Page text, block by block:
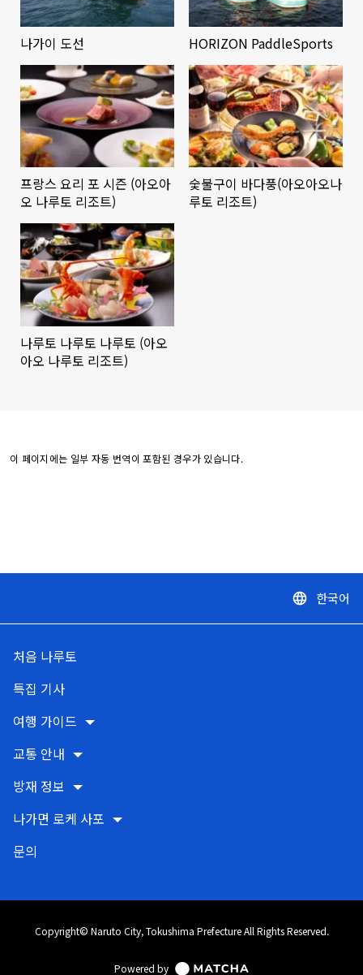
나가이 도선 HORIZON PaddleSports
프랑스 요리 포 시즌 (아오아
오 나루토 리조트)
숯불구이 바다풍(아오아오나
루토 리조트)
나루토 나루토 나루토 (아오
아오 나루토 리조트)
이 페이지에는 일부 자동 번역이 포함된 경우가 있습니다.
language 한국어
처음 나루토
특집 기사
여행 가이드
교통 안내
방재 정보
나가면 로케 사포
문의
Copyright© Naruto City, Tokushima Prefecture All Rights Reserved.
Powered by